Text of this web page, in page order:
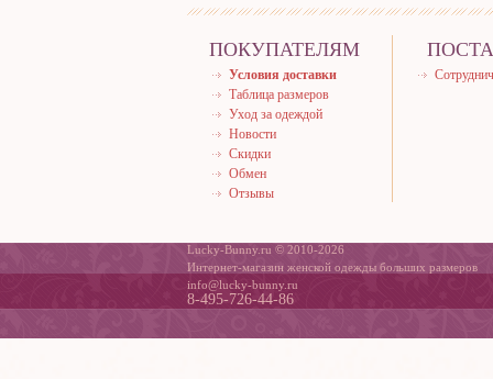
ПОКУПАТЕЛЯМ
Условия доставки
Таблица размеров
Уход за одеждой
Новости
Скидки
Обмен
Отзывы
Lucky-Bunny.ru © 2010-2026
Интернет-магазин женской одежды больших размеров
info@lucky-bunny.ru
8-495-726-44-86